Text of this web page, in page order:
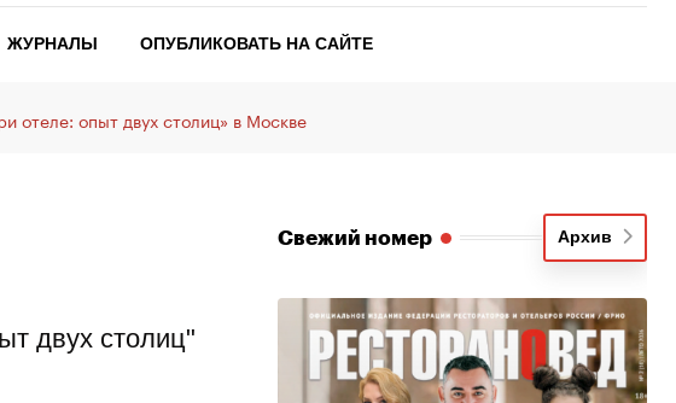
ЖУРНАЛЫ ОПУБЛИКОВАТЬ НА САЙТЕ
отеле: опыт двух столиц» в Москве
двух столиц"
Свежий номер Архив